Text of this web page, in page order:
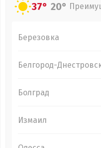
37° 20°
Березовка
Белгород-
Болград
Измаил